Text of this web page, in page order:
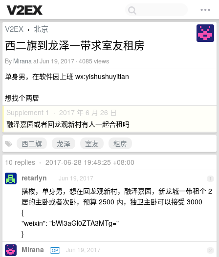
V2EX › 北京
西二旗到龙泽一带求室友租房
By Miranaat Jun 19, 2017 · 4085 views
单身男，在软件园上班 wx:yishushuyitian
想找个两居
Supplement 1 · 2017 年 6 月 26 日
融泽嘉园或者回龙观新村有人一起合租吗
西二旗
龙泽 室友
租房
10 replies • 2017-06-28 19:48:25 +08:00
1
retarlyn Jun 19, 2017
搭楼，单身男，想在回龙观新村，融泽嘉园，新龙城一带租个 2
居的主卧或者次卧，预算 2500 内，独卫主卧可以接受 3000
{
"weixin": "bWl3aGl0ZTA3MTg="
}
2
Mirana OP Jun 19, 2017